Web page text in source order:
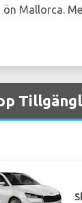
Mallorca.